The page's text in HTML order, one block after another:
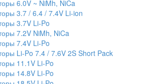
6.0V ~ NiMh, NiCa
3.7 / 6.4 / 7.4V Li-ion
3.7V Li-Po
7.2V NiMh, NiCa
7.4V Li-Po
Li-Po 7.4 / 7.6V 2S Short Pack
11.1V Li-Po
14.8V Li-Po